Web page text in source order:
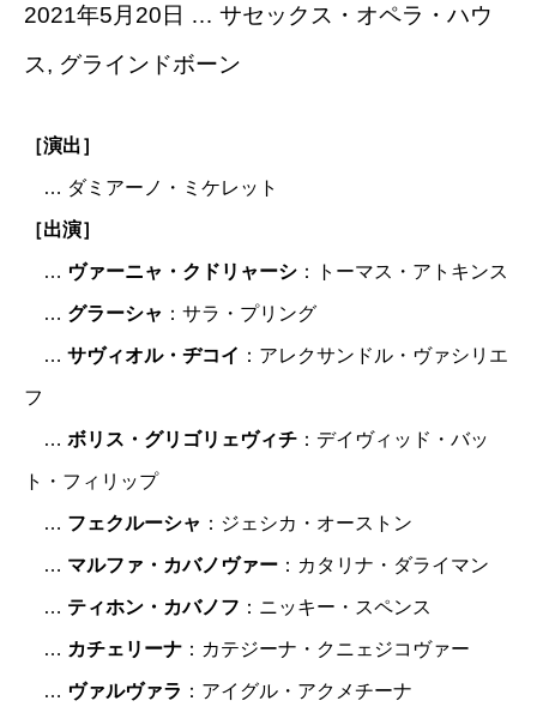
2021年5月20日 … サセックス・オペラ・ハウ
ス, グラインドボーン
［演出］
… ダミアーノ・ミケレット
［出演］
… ヴァーニャ・クドリャーシ ：トーマス・アトキンス
… グラーシャ ：サラ・プリング
… サヴィオル・ヂコイ ：アレクサンドル・ヴァシリエ
フ
… ボリス・グリゴリェヴィチ ：デイヴィッド・バッ
ト・フィリップ
… フェクルーシャ ：ジェシカ・オーストン
… マルファ・カバノヴァー ：カタリナ・ダライマン
… ティホン・カバノフ ：ニッキー・スペンス
… カチェリーナ ：カテジーナ・クニェジコヴァー
… ヴァルヴァラ ：アイグル・アクメチーナ